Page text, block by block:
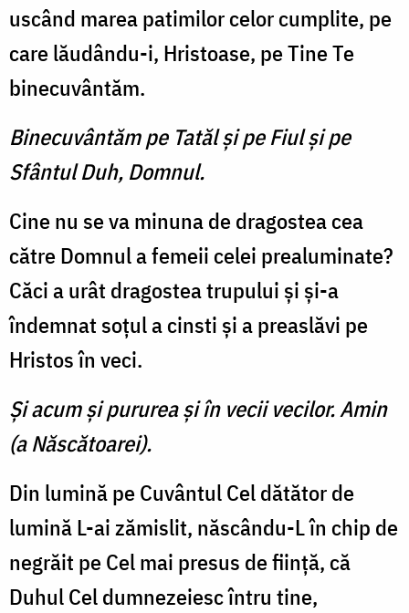
uscând marea patimilor celor cumplite, pe
care lăudându-i, Hristoase, pe Tine Te
binecuvântăm.
Binecuvântăm pe Tatăl şi pe Fiul şi pe
Sfântul Duh, Domnul.
Cine nu se va minuna de dragostea cea
către Domnul a femeii celei prealuminate?
Căci a urât dragostea trupului şi şi-a
îndemnat soţul a cinsti şi a preaslăvi pe
Hristos în veci.
Şi acum şi pururea şi în vecii vecilor. Amin
(a Născătoarei).
Din lumină pe Cuvântul Cel dătător de
lumină L-ai zămislit, născându-L în chip de
negrăit pe Cel mai presus de fiinţă, că
Duhul Cel dumnezeiesc întru tine,